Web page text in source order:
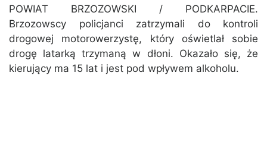
POWIAT BRZOZOWSKI / PODKARPACIE.
Brzozowscy policjanci zatrzymali do kontroli
drogowej motorowerzystę, który oświetlał sobie
drogę latarką trzymaną w dłoni. Okazało się, że
kierujący ma 15 lat i jest pod wpływem alkoholu.